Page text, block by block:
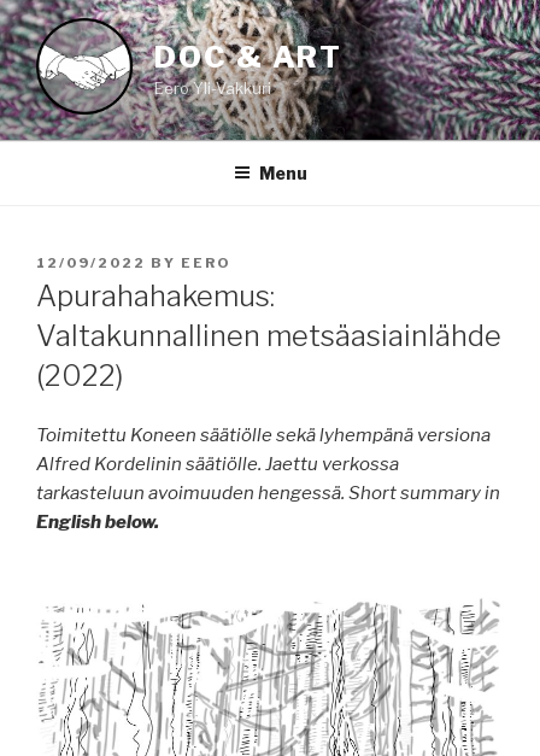
Skip
to
content
DOC & ART
Eero Yli-Vakkuri
Menu
POSTED
ON
12/09/2022 BY EERO
Apurahahakemus:
Valtakunnallinen metsäasiainlähde
(2022)
Toimitettu Koneen säätiölle sekä lyhempänä versiona
Alfred Kordelinin säätiölle. Jaettu verkossa
tarkasteluun avoimuuden hengessä. Short summary in
English below.